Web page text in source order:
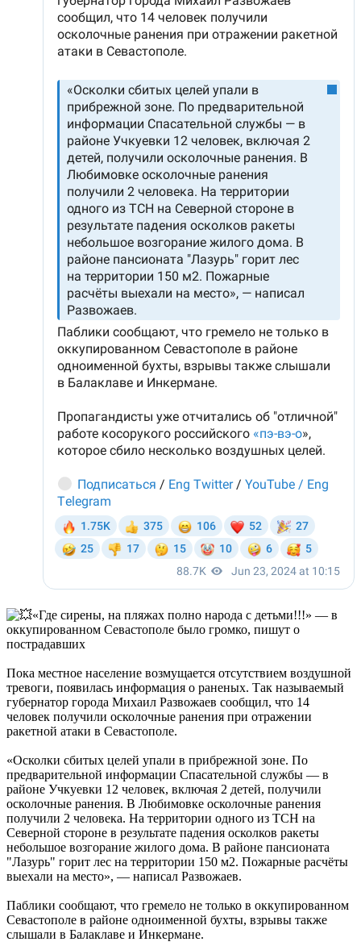
«Где сирены, на пляжах полно народа с детьми!!!» — в
оккупированном Севастополе было громко, пишут о
пострадавших
Пока местное население возмущается отсутствием воздушной
тревоги, появилась информация о раненых. Так называемый
губернатор города Михаил Развожаев сообщил, что 14
человек получили осколочные ранения при отражении
ракетной атаки в Севастополе.
«Осколки сбитых целей упали в прибрежной зоне. По
предварительной информации Спасательной службы — в
районе Учкуевки 12 человек, включая 2 детей, получили
осколочные ранения. В Любимовке осколочные ранения
получили 2 человека. На территории одного из ТСН на
Северной стороне в результате падения осколков ракеты
небольшое возгорание жилого дома. В районе пансионата
"Лазурь" горит лес на территории 150 м2. Пожарные расчёты
выехали на место», — написал Развожаев.
Паблики сообщают, что гремело не только в оккупированном
Севастополе в районе одноименной бухты, взрывы также
слышали в Балаклаве и Инкермане.